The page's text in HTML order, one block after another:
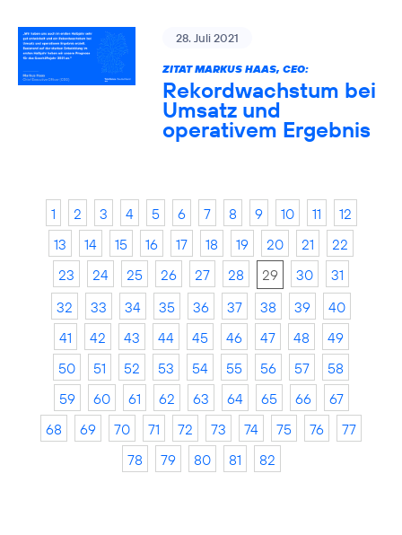
28. Juli 2021
ZITAT MARKUS HAAS, CEO:
Rekordwachstum bei
Umsatz und
operativem Ergebnis
1 2 3 4 5 6 7 8 9 10 11
12
13
14 15 16 17 18 19 20 21
22
23
24 25 26 27 28 29 30
31
32
33 34 35 36 37 38 39
40
41
42 43 44 45 46 47 48
49
50
51 52 53 54 55 56 57
58
59
60 61 62 63 64 65 66
67
68
69 70 71 72 73 74 75 76
77
78
79 80 81 82